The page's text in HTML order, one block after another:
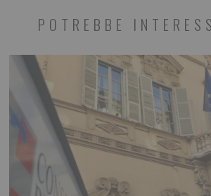
POTREBBE